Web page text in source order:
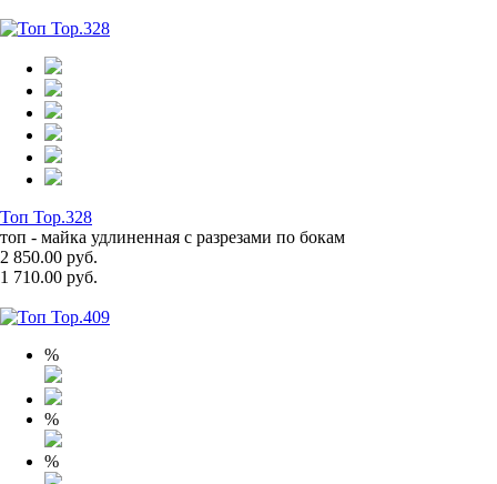
Топ Top.328
топ - майка удлиненная с разрезами по бокам
2 850.00 руб.
1 710.00 руб.
%
%
%